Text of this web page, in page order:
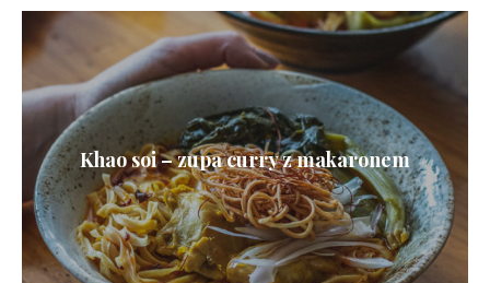
Khao soi – zupa curry z makaronem